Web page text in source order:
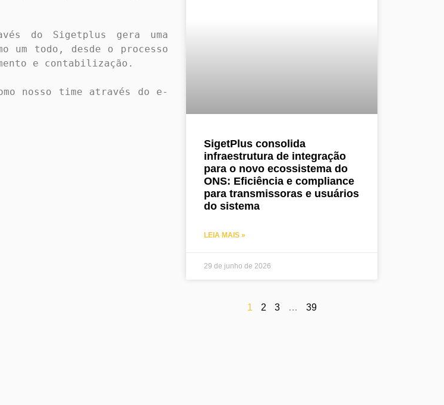
do Sigetplus gera uma
um todo, desde o processo
e contabilização.
nosso time através do e-
SigetPlus consolida
infraestrutura de integração
para o novo ecossistema do
ONS: Eficiência e compliance
para transmissoras e usuários
do sistema
LEIA MAIS »
29 de junho de 2026
1 2 3 … 39